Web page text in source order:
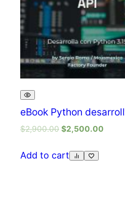
eBook Python
$2,900.00 $2,500.00
Add to cart